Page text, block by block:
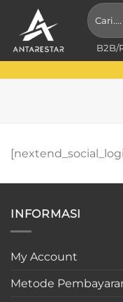
content
Search
for:
B2B/
INFORMASI
My Account
Metode